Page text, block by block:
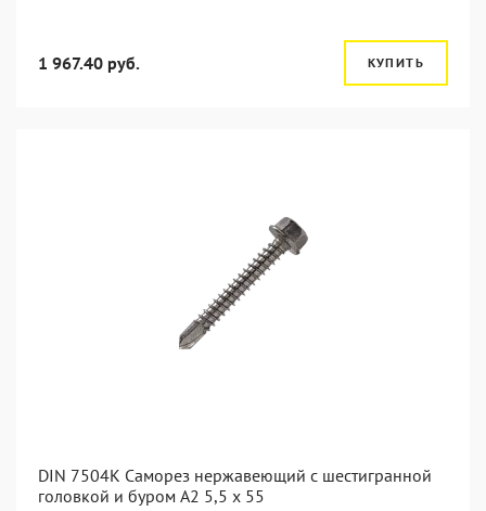
1 967.40 руб. КУПИТЬ
DIN 7504K Саморез нержавеющий с шестигранной
головкой и буром A2 5,5 x 55